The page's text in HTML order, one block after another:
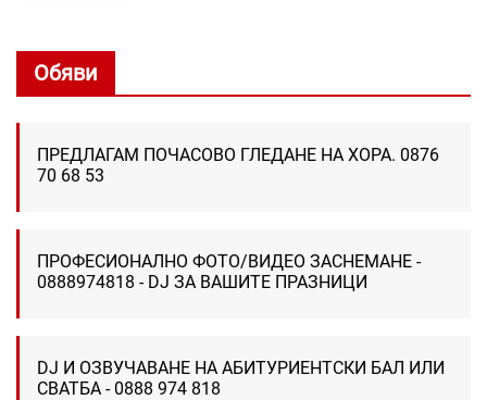
Обяви
ПРЕДЛАГАМ ПОЧАСОВО ГЛЕДАНЕ НА ХОРА. 0876
70 68 53
ПРОФЕСИОНАЛНО ФОТО/ВИДЕО ЗАСНЕМАНЕ -
0888974818 - DJ ЗА ВАШИТЕ ПРАЗНИЦИ
DJ И ОЗВУЧАВАНЕ НА АБИТУРИЕНТСКИ БАЛ ИЛИ
СВАТБА - 0888 974 818